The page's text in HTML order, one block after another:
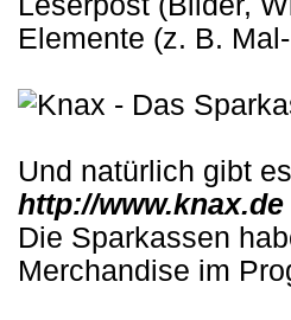
Elemente (z. B.
Und natürlich gibt
http://www.knax.de
Die Sparkassen
Merchandise im